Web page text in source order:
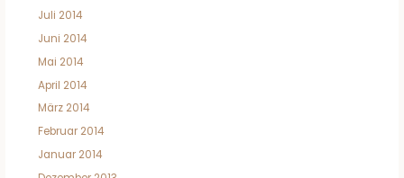
Juli 2014
Juni 2014
Mai 2014
April 2014
März 2014
Februar 2014
Januar 2014